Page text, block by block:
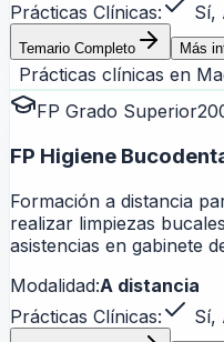
Prácticas Clínicas:
Sí,
Temario Completo Más
Prácticas clínicas en
FP Grado Superior
FP Higiene
Formación a distancia
realizar limpiezas
asistencias en gabinete
Modalidad:A distancia
Prácticas Clínicas:
Sí,